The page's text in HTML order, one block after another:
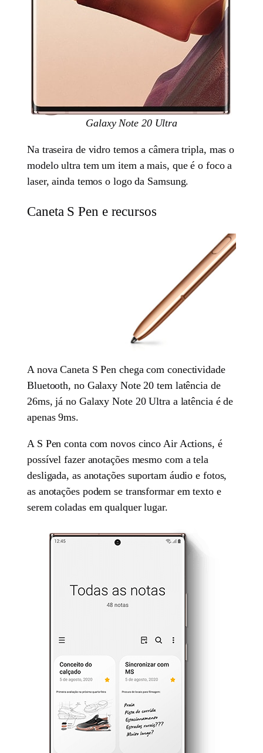
Galaxy Note 20 Ultra
Na traseira de vidro temos a câmera tripla, mas o
modelo ultra tem um item a mais, que é o foco a
laser, ainda temos o logo da Samsung.
Caneta S Pen e recursos
A nova Caneta S Pen chega com conectividade
Bluetooth, no Galaxy Note 20 tem latência de
26ms, já no Galaxy Note 20 Ultra a latência é de
apenas 9ms.
A S Pen conta com novos cinco Air Actions, é
possível fazer anotações mesmo com a tela
desligada, as anotações suportam áudio e fotos,
as anotações podem se transformar em texto e
serem coladas em qualquer lugar.